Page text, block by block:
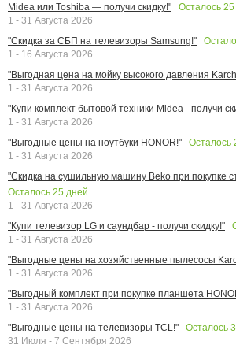
Midea или Toshiba — получи скидку!"
Осталось 25
1 - 31 Августа 2026
"Скидка за СБП на телевизоры Samsung!"
1 - 16 Августа 2026
"Выгодная цена на мойку высокого давления
1 - 31 Августа 2026
"Купи комплект бытовой техники Midea - получи
1 - 31 Августа 2026
"Выгодные цены на ноутбуки HONOR!"
Осталось
1 - 31 Августа 2026
"Скидка на сушильную машину Beko при покупке
Осталось 25 дней
1 - 31 Августа 2026
"Купи телевизор LG и саундбар - получи скидку!"
1 - 31 Августа 2026
"Выгодные цены на хозяйственные пылесосы
1 - 31 Августа 2026
"Выгодный комплект при покупке планшета
1 - 31 Августа 2026
"Выгодные цены на телевизоры TCL!"
Осталось
31 Июля - 7 Сентября 2026